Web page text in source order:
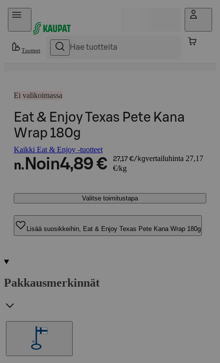
Hyppää sisältöön
Tuotteet
Ei valikoimassa
Eat & Enjoy Texas Pete Kana
Wrap 180g
Kaikki Eat & Enjoy -tuotteet
n. Noin4,89 € 27,17 €/kgvertailuhinta 27,17
€/kg
Valitse toimitustapa
Lisää suosikkeihin, Eat & Enjoy Texas Pete Kana Wrap 180g
Pakkausmerkinnät